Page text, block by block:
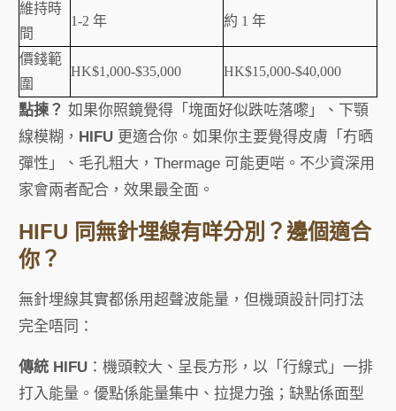
維持時
間
1-2 年 約 1 年
價錢範
圍
HK$1,000-$35,000 HK$15,000-$40,000
點揀？ 如果你照鏡覺得「塊面好似跌咗落嚟」、下顎
線模糊， HIFU 更適合你。如果你主要覺得皮膚「冇晒
彈性」、毛孔粗大，Thermage 可能更啱。不少資深用
家會兩者配合，效果最全面。
HIFU 同無針埋線有咩分別？邊個適合
你？
無針埋線其實都係用超聲波能量，但機頭設計同打法
完全唔同：
傳統 HIFU ：機頭較大、呈長方形，以「行線式」一排
打入能量。優點係能量集中、拉提力強；缺點係面型